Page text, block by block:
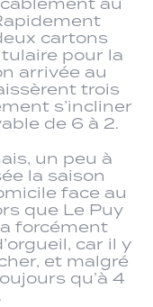
au
cartons
pour la
arrivée au
trois
s’incliner
de 6 à 2.
un peu à
la saison
face au
que Le Puy
forcément
car il y
et malgré
qu’à 4